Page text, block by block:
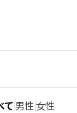
て 男性 女性